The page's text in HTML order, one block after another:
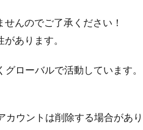
んのでご了承ください！
あります。
ローバルで活動しています。
カウントは削除する場合があ